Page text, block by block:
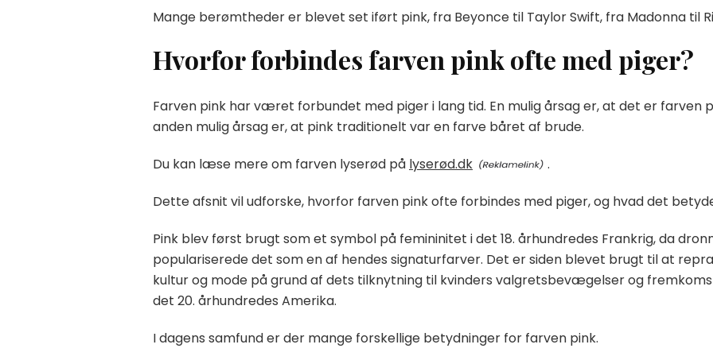
Mange berømtheder er blevet set iført pink, fra Beyonce til Taylor Swift, fra Madonna til
Hvorfor forbindes farven pink ofte med piger?
Farven pink har været forbundet med piger i lang tid. En mulig årsag er, at det er farven
anden mulig årsag er, at pink traditionelt var en farve båret af brude.
Du kan læse mere om farven lyserød på lyserød.dk .
Dette afsnit vil udforske, hvorfor farven pink ofte forbindes med piger, og hvad det
Pink blev først brugt som et symbol på femininitet i det 18. århundredes Frankrig, da
populariserede det som en af hendes signaturfarver. Det er siden blevet brugt til at
kultur og mode på grund af dets tilknytning til kvinders valgretsbevægelser og
det 20. århundredes Amerika.
I dagens samfund er der mange forskellige betydninger for farven pink.